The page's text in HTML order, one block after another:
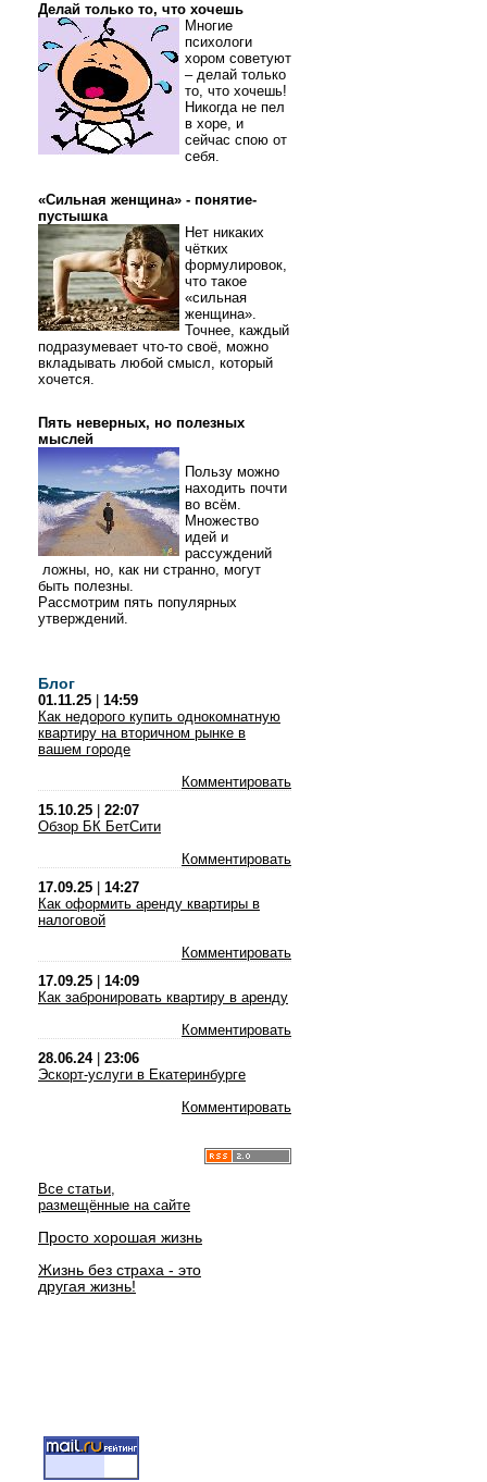
Делай только то, что хочешь
Многие
психологи
хором советуют
– делай только
то, что хочешь!
Никогда не пел
в хоре, и
сейчас спою от
себя.
«Сильная женщина» - понятие-
пустышка
Нет никаких
чётких
формулировок,
что такое
«сильная
женщина».
Точнее, каждый
подразумевает что-то своё, можно
вкладывать любой смысл, который
хочется.
Пять неверных, но полезных
мыслей
Пользу можно
находить почти
во всём.
Множество
идей и
рассуждений
ложны, но, как ни странно, могут
быть полезны.
Рассмотрим пять популярных
утверждений.
Блог
01.11.25
14:59
Как недорого купить однокомнатную
квартиру на вторичном рынке в
вашем городе
Комментировать
15.10.25
22:07
Обзор БК БетСити
Комментировать
17.09.25
14:27
Как оформить аренду квартиры в
налоговой
Комментировать
17.09.25
14:09
Как забронировать квартиру в аренду
Комментировать
28.06.24| 23:06
Эскорт-услуги в Екатеринбурге
Комментировать
Все статьи,
размещённые на сайте
Просто хорошая жизнь
Жизнь без страха - это
другая жизнь!